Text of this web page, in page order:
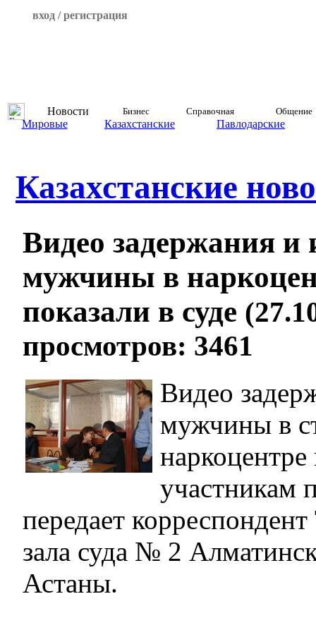
вход / регистрация
Новости Бизнес Справочная Общение
Мировые Казахстанские Павлодарские
Казахстанские
Видео задержания и
мужчины в
показали в суде
просмотров: 3461
Видео
мужчины в
наркоцентре
участникам
передает
зала суда № 2
Астаны.